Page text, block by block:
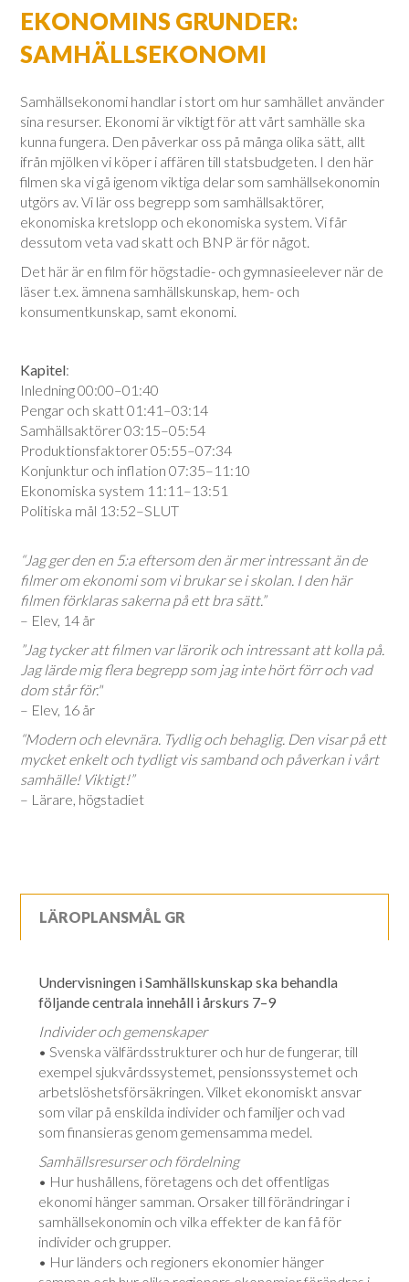
EKONOMINS GRUNDER:
SAMHÄLLSEKONOMI
Samhällsekonomi handlar i stort om hur samhället använder
sina resurser. Ekonomi är viktigt för att vårt samhälle ska
kunna fungera. Den påverkar oss på många olika sätt, allt
ifrån mjölken vi köper i affären till statsbudgeten. I den här
filmen ska vi gå igenom viktiga delar som samhällsekonomin
utgörs av. Vi lär oss begrepp som samhällsaktörer,
ekonomiska kretslopp och ekonomiska system. Vi får
dessutom veta vad skatt och BNP är för något.
Det här är en film för högstadie- och gymnasieelever när de
läser t.ex. ämnena samhällskunskap, hem- och
konsumentkunskap, samt ekonomi.
Kapitel:
Inledning 00:00–01:40
Pengar och skatt 01:41–03:14
Samhällsaktörer 03:15–05:54
Produktionsfaktorer 05:55–07:34
Konjunktur och inflation 07:35–11:10
Ekonomiska system 11:11–13:51
Politiska mål 13:52–SLUT
“Jag ger den en 5:a eftersom den är mer intressant än de
filmer om ekonomi som vi brukar se i skolan. I den här
filmen förklaras sakerna på ett bra sätt.”
– Elev, 14 år
”Jag tycker att filmen var lärorik och intressant att kolla på.
Jag lärde mig flera begrepp som jag inte hört förr och vad
dom står för."
– Elev, 16 år
“Modern och elevnära. Tydlig och behaglig. Den visar på ett
mycket enkelt och tydligt vis samband och påverkan i vårt
samhälle! Viktigt!”
– Lärare, högstadiet
LÄROPLANSMÅL GR
Undervisningen i Samhällskunskap ska behandla
följande centrala innehåll i årskurs 7–9
Individer och gemenskaper
• Svenska välfärdsstrukturer och hur de fungerar, till
exempel sjukvårdssystemet, pensionssystemet och
arbetslöshetsförsäkringen. Vilket ekonomiskt ansvar
som vilar på enskilda individer och familjer och vad
som finansieras genom gemensamma medel.
Samhällsresurser och fördelning
• Hur hushållens, företagens och det offentligas
ekonomi hänger samman. Orsaker till förändringar i
samhällsekonomin och vilka effekter de kan få för
individer och grupper.
• Hur länders och regioners ekonomier hänger